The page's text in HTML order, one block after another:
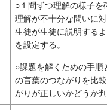
○１問ずつ理解の様子を
理解が不十分な問いに
生徒が生徒に説明する
を設定する。
○課題を解くための手順
の言葉のつながりを比
がりが正しいかどうか